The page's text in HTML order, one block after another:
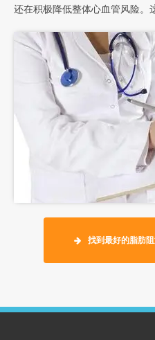
还在积极降低整体心血管风险。
找到最好的脂肪